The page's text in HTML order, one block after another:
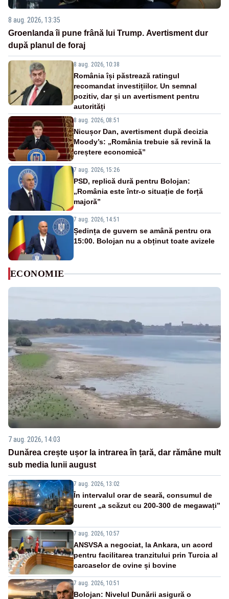
8 aug. 2026, 13:35
Groenlanda îi pune frână lui Trump. Avertisment dur
după planul de foraj
8 aug. 2026, 10:38
România își păstrează ratingul
recomandat investițiilor. Un semnal
pozitiv, dar și un avertisment pentru
autorități
8 aug. 2026, 08:51
Nicușor Dan, avertisment după decizia
Moody’s: „România trebuie să revină la
creștere economică”
7 aug. 2026, 15:26
PSD, replică dură pentru Bolojan:
„România este într-o situație de forță
majoră”
7 aug. 2026, 14:51
Ședința de guvern se amână pentru ora
15:00. Bolojan nu a obținut toate avizele
ECONOMIE
7 aug. 2026, 14:03
Dunărea crește ușor la intrarea în țară, dar rămâne mult
sub media lunii august
7 aug. 2026, 13:02
În intervalul orar de seară, consumul de
curent „a scăzut cu 200-300 de megawați”
7 aug. 2026, 10:57
ANSVSA a negociat, la Ankara, un acord
pentru facilitarea tranzitului prin Turcia al
carcaselor de ovine și bovine
7 aug. 2026, 10:51
Bolojan: Nivelul Dunării asigură o